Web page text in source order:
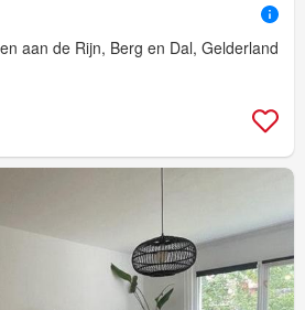
aan de Rijn, Berg en Dal, Gelderland